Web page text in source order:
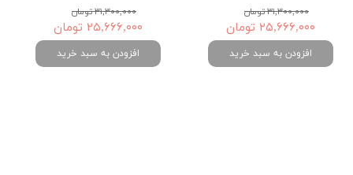
۳۱,۳۰۰,۰۰۰ تومان
۲۵,۶۶۶,۰۰۰ تومان
افزودن به سبد خرید
۳۱,۳۰۰,۰۰۰ تومان
۲۵,۶۶۶,۰۰۰ تومان
افزودن به سبد خرید